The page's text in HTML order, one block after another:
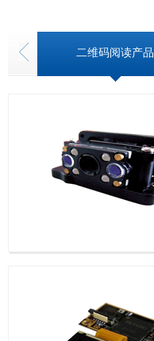
二维码阅读产品